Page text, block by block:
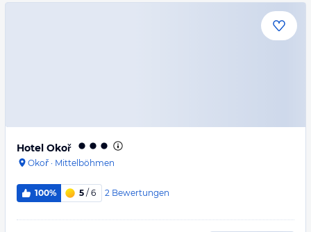
Hotel Okoř
Okoř · Mittelböhmen
100% 5 / 6 2 Bewertungen